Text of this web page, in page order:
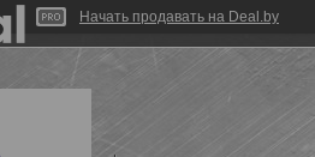
Начать продавать на Deal.by